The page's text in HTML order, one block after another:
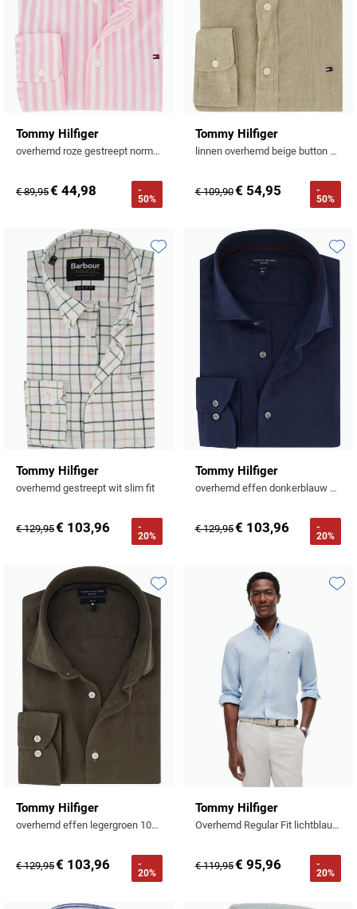
Tommy Hilfiger
overhemd roze gestreept normale fit
€ 89,95€ 44,98
-
50%
Tommy Hilfiger
linnen overhemd beige button down normale fit
€ 109,90€ 54,95
-
50%
Tommy Hilfiger
overhemd gestreept wit slim fit
€ 129,95€ 103,96
-
20%
Toevoegen aan favorieten
Tommy Hilfiger
overhemd effen donkerblauw 100% linnen
€ 129,95€ 103,96
-
20%
Tommy Hilfiger
overhemd effen legergroen 100% linnen
€ 129,95€ 103,96
-
20%
Toevoegen aan favorieten
Tommy Hilfiger
Overhemd Regular Fit lichtblauw gemeleerd
€ 119,95€ 95,96
-
20%